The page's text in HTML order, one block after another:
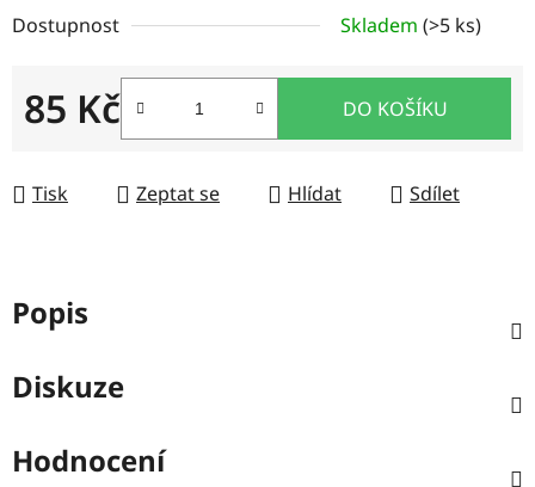
Dostupnost Skladem (>5 ks)
85 Kč
Měrná cena:
DO KOŠÍKU
Tisk Zeptat se Hlídat Sdílet
Popis
Diskuze
Hodnocení